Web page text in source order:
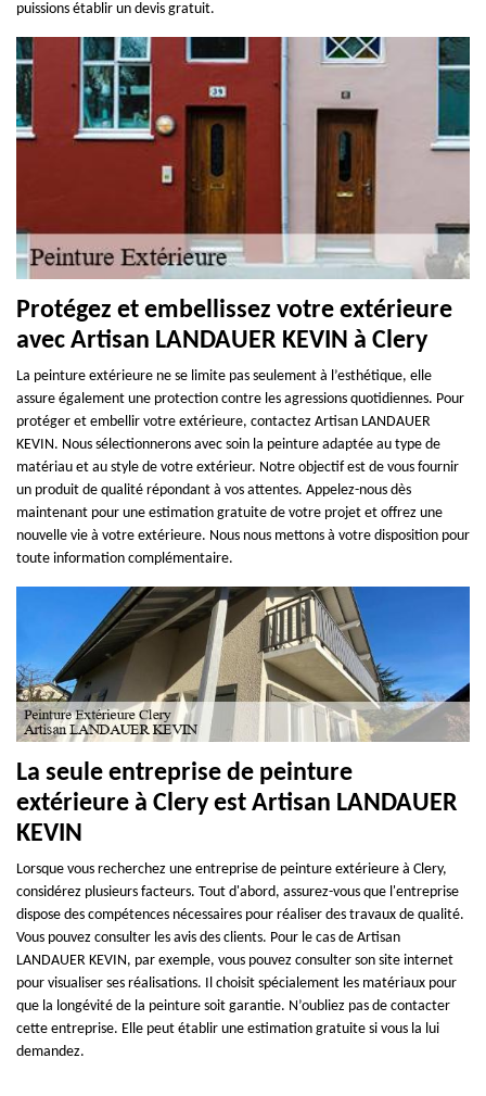
puissions établir un devis gratuit.
Protégez et embellissez votre extérieure
avec Artisan LANDAUER KEVIN à Clery
La peinture extérieure ne se limite pas seulement à l’esthétique, elle
assure également une protection contre les agressions quotidiennes. Pour
protéger et embellir votre extérieure, contactez Artisan LANDAUER
KEVIN. Nous sélectionnerons avec soin la peinture adaptée au type de
matériau et au style de votre extérieur. Notre objectif est de vous fournir
un produit de qualité répondant à vos attentes. Appelez-nous dès
maintenant pour une estimation gratuite de votre projet et offrez une
nouvelle vie à votre extérieure. Nous nous mettons à votre disposition pour
toute information complémentaire.
La seule entreprise de peinture
extérieure à Clery est Artisan LANDAUER
KEVIN
Lorsque vous recherchez une entreprise de peinture extérieure à Clery,
considérez plusieurs facteurs. Tout d'abord, assurez-vous que l'entreprise
dispose des compétences nécessaires pour réaliser des travaux de qualité.
Vous pouvez consulter les avis des clients. Pour le cas de Artisan
LANDAUER KEVIN, par exemple, vous pouvez consulter son site internet
pour visualiser ses réalisations. Il choisit spécialement les matériaux pour
que la longévité de la peinture soit garantie. N’oubliez pas de contacter
cette entreprise. Elle peut établir une estimation gratuite si vous la lui
demandez.